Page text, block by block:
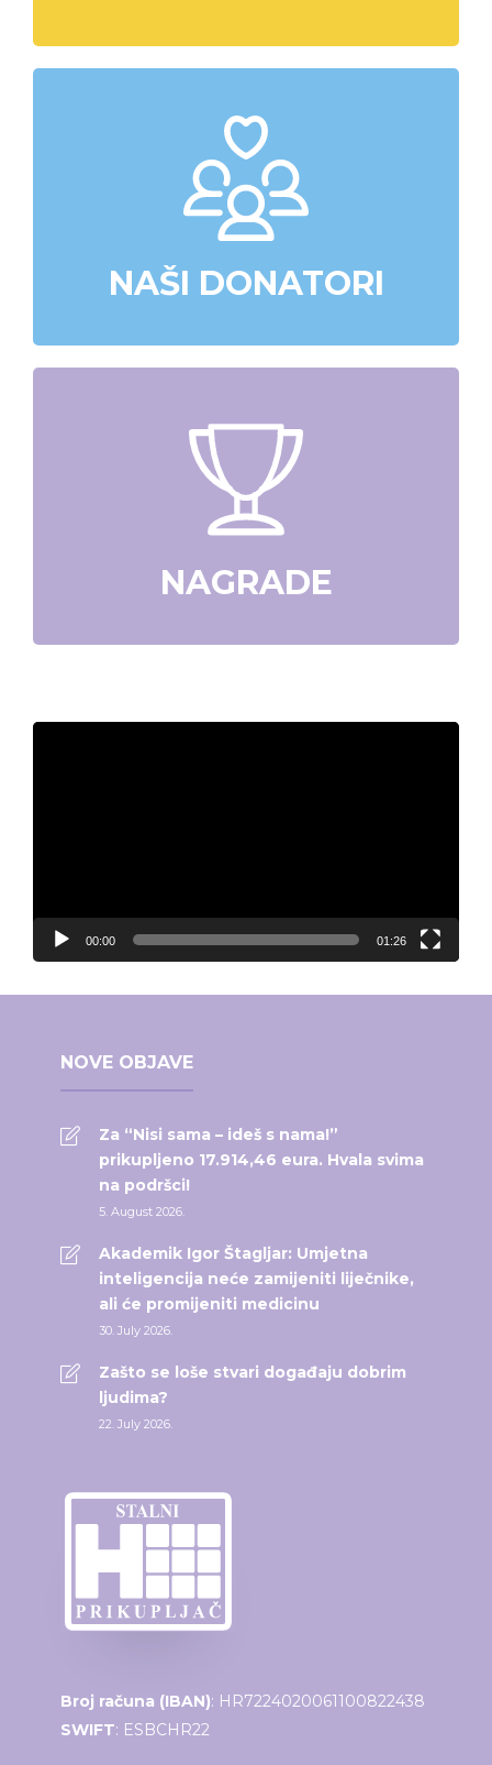
NAŠI DONATORI
NAGRADE
Video
00:00 01:26
NOVE OBJAVE
Za “Nisi sama – ideš s nama!”
prikupljeno 17.914,46 eura. Hvala svima
na podršci!
5. August 2026.
Akademik Igor Štagljar: Umjetna
inteligencija neće zamijeniti liječnike,
ali će promijeniti medicinu
30. July 2026.
Zašto se loše stvari događaju dobrim
ljudima?
22. July 2026.
Broj računa (IBAN): HR7224020061100822438
SWIFT: ESBCHR22